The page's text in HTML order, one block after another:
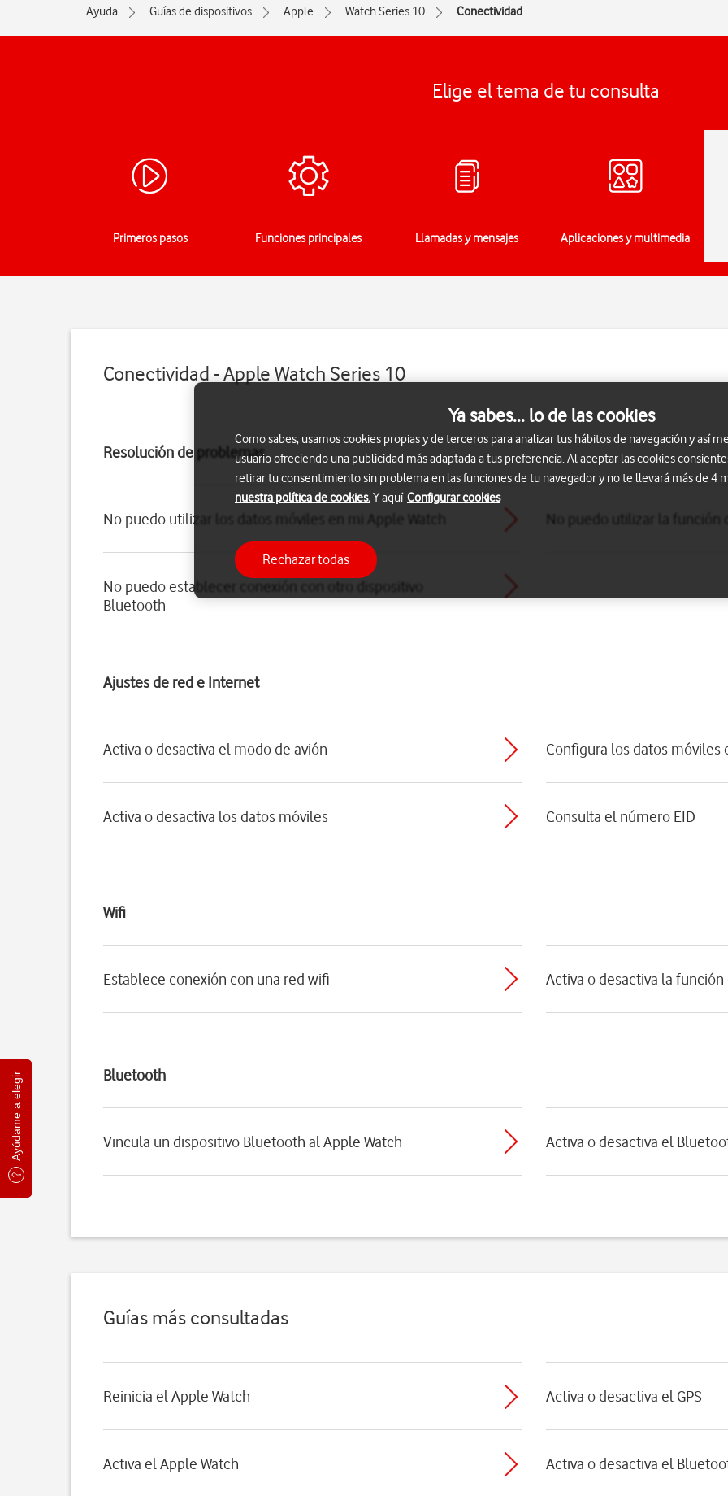
Ayúdame a elegir
Ayuda Guías de dispositivos Apple Watch Series 10 Conectividad
Elige el tema de tu consulta
Primeros pasos Funciones principales Llamadas y mensajes Aplicaciones y multimedia
Conectividad - Apple Watch Series 10
Resolución de problemas
No puedo utilizar los datos móviles en mi Apple Watch No puedo utilizar la función
No puedo establecer conexión con otro dispositivo
Bluetooth
Ajustes de red e Internet
Activa o desactiva el modo de avión Configura los datos móviles
Activa o desactiva los datos móviles Consulta el número EID
Wifi
Establece conexión con una red wifi Activa o desactiva la
Bluetooth
Vincula un dispositivo Bluetooth al Apple Watch Activa o desactiva el
Guías más consultadas
Reinicia el Apple Watch Activa o desactiva el GPS
Activa el Apple Watch Activa o desactiva el
Ya sabes... lo de las cookies
Como sabes, usamos cookies propias y de terceros para analizar tus hábitos de navegación y así
usuario ofreciendo una publicidad más adaptada a tus preferencia. Al aceptar las cookies
retirar tu consentimiento sin problema en las funciones de tu navegador y no te llevará más de 4
nuestra política de cookies.Y aquí Configurar cookies
Rechazar todas